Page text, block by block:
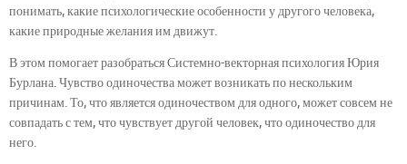
понимать, какие психологические особенности у другого человека,
какие природные желания им движут.
В этом помогает разобраться Системно-векторная психология Юрия
Бурлана. Чувство одиночества может возникать по нескольким
причинам. То, что является одиночеством для одного, может совсем не
совпадать с тем, что чувствует другой человек, что одиночество для
него.